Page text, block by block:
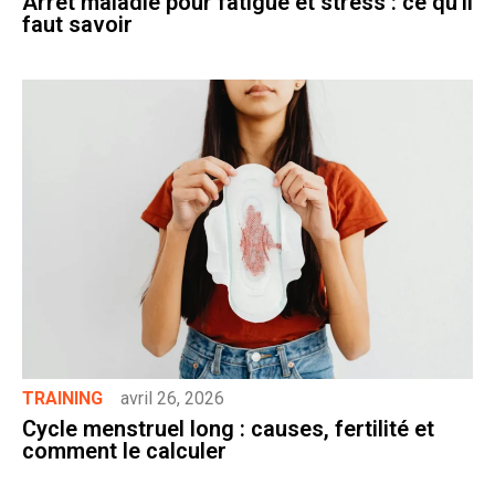
faut savoir
TRAINING avril 26, 2026
Cycle menstruel long : causes, fertilité et
comment le calculer